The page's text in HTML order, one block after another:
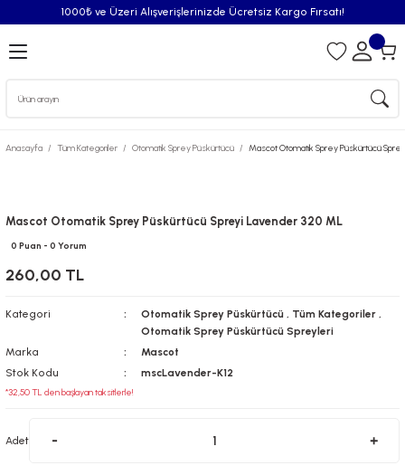
1000₺ ve Üzeri Alışverişlerinizde Ücretsiz Kargo Fırsatı!
Geri Dön
Spreyleri
Anasayfa Tüm Kategoriler Otomatik Sprey Püskürtücü Mascot Otomatik Sprey Püskürtücü
Mascot Otomatik Sprey Püskürtücü Spreyi Lavender 320 ML
0 Puan - 0 Yorum
260,00 TL
Kategori Otomatik Sprey Püskürtücü , Tüm Kategoriler ,
Otomatik Sprey Püskürtücü Spreyleri
Marka
Mascot
Stok Kodu
mscLavender-K12
*32,50 TL den başlayan taksitlerle!
Adet